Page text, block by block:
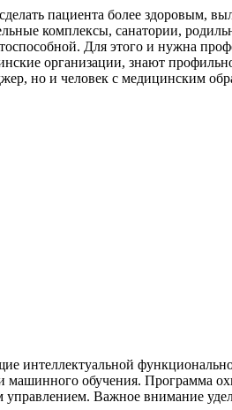
пациента более здоровым,
комплексы, санатории,
Для этого и нужна
организации, знают
но и человек с медицинским
интеллектуальной
машинного обучения. Программа
управлением. Важное внимание